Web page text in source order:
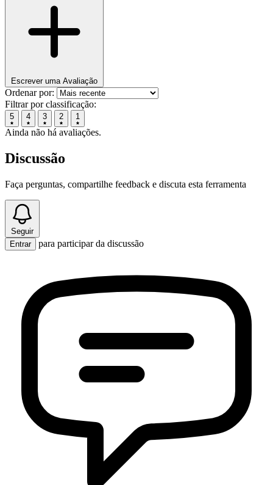
Escrever uma Avaliação
Ordenar por:
Filtrar por classificação:
5 4 3 2 1
Ainda não há avaliações.
Discussão
Faça perguntas, compartilhe feedback e discuta esta ferramenta
Seguir
Entrar
para participar da discussão